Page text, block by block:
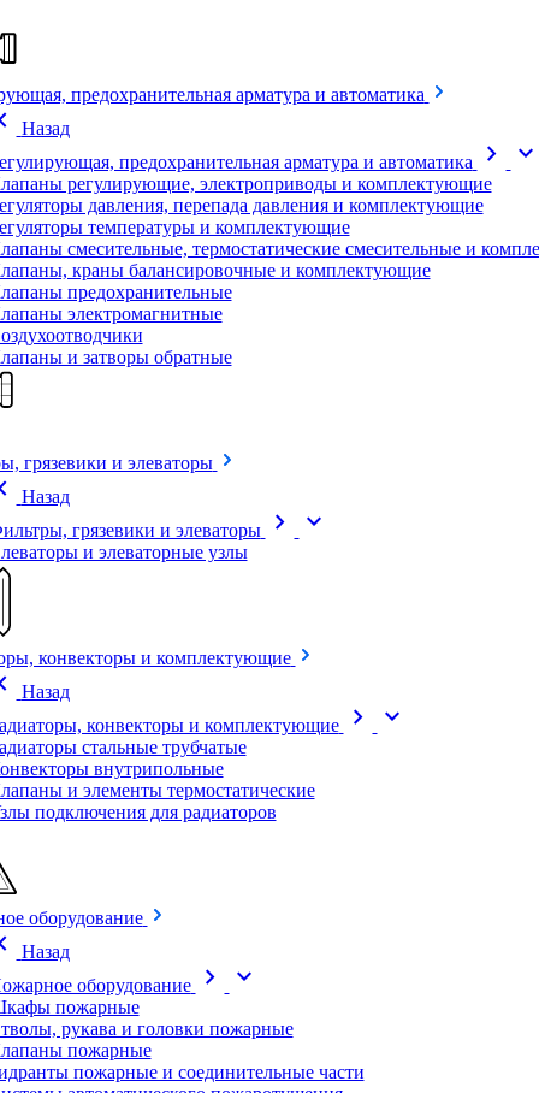
предохранительная арматура и автоматика
Назад
предохранительная арматура и автоматика
chevron_right expand_more
регулирующие, электроприводы и комплектующие
давления, перепада давления и комплектующие
температуры и комплектующие
смесительные, термостатические смесительные и
краны балансировочные и комплектующие
предохранительные
электромагнитные
и затворы обратные
грязевики и элеваторы
Назад
грязевики и элеваторы
chevron_right expand_more
и элеваторные узлы
конвекторы и комплектующие
Назад
конвекторы и комплектующие
chevron_right expand_more
стальные трубчатые
внутрипольные
и элементы термостатические
подключения для радиаторов
оборудование
Назад
оборудование
chevron_right expand_more
пожарные
рукава и головки пожарные
пожарные
пожарные и соединительные части